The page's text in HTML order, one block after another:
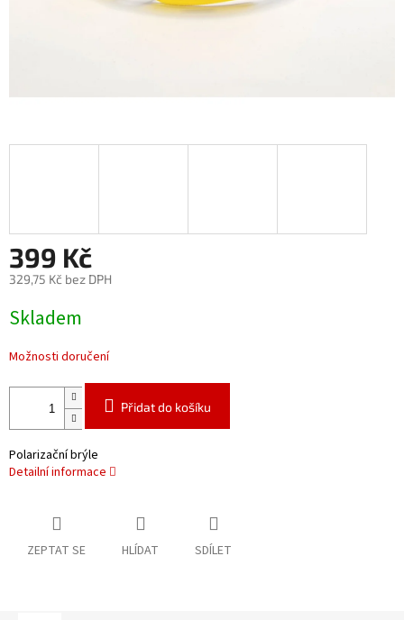
399 Kč
329,75 Kč bez DPH
cena:
Skladem
Možnosti doručení
Přidat do košíku
Polarizační brýle
Detailní informace
ZEPTAT SE HLÍDAT SDÍLET